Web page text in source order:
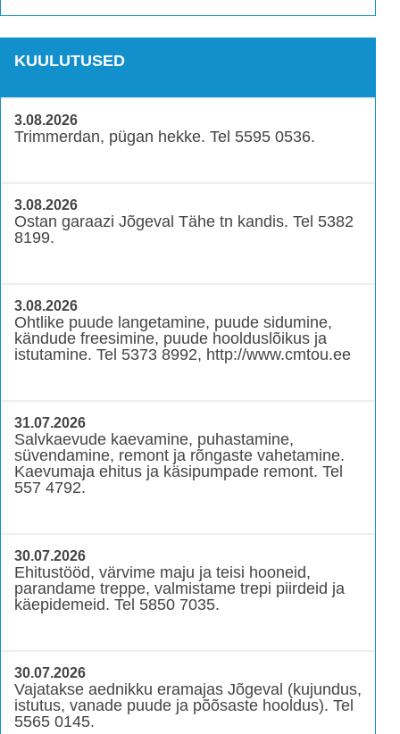
KUULUTUSED
3.08.2026
Trimmerdan, pügan hekke. Tel 5595 0536.
3.08.2026
Ostan garaazi Jõgeval Tähe tn kandis. Tel 5382
8199.
3.08.2026
Ohtlike puude langetamine, puude sidumine,
kändude freesimine, puude hoolduslõikus ja
istutamine. Tel 5373 8992, http://www.cmtou.ee
31.07.2026
Salvkaevude kaevamine, puhastamine,
süvendamine, remont ja rõngaste vahetamine.
Kaevumaja ehitus ja käsipumpade remont. Tel
557 4792.
30.07.2026
Ehitustööd, värvime maju ja teisi hooneid,
parandame treppe, valmistame trepi piirdeid ja
käepidemeid. Tel 5850 7035.
30.07.2026
Vajatakse aednikku eramajas Jõgeval (kujundus,
istutus, vanade puude ja põõsaste hooldus). Tel
5565 0145.